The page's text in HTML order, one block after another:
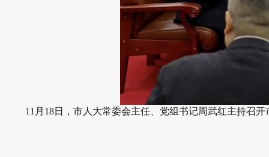
11月18日，市人大常委会主任、党组书记周武红主持召开